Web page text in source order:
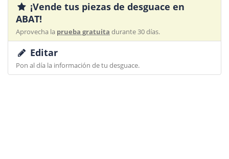
¡Vende tus piezas de desguace en
ABAT!
Aprovecha la prueba gratuita durante 30 días.
Editar
Pon al día la información de tu desguace.